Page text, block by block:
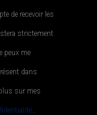
de recevoir les
strictement
peux me
dans
sur mes
.